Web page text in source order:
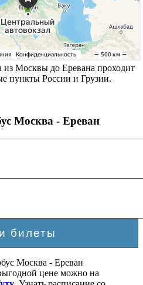
Москвы до Еревана проходит
пункты России и Грузии.
Москва - Ереван
Москва - Ереван
цене можно на